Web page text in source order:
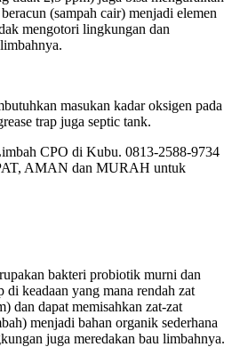
(sampah cair) menjadi elemen
mengotori lingkungan dan
masukan kadar oksigen pada
trap juga septic tank.
bakteri probiotik murni dan
keadaan yang mana rendah zat
dan dapat memisahkan zat-zat
menjadi bahan organik sederhana
juga meredakan bau limbahnya.